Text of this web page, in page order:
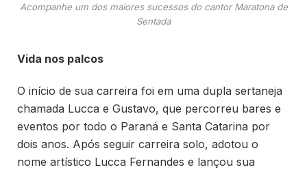
Acompanhe um dos maiores sucessos do cantor Maratona de
Sentada
Vida nos palcos
O início de sua carreira foi em uma dupla sertaneja
chamada Lucca e Gustavo, que percorreu bares e
eventos por todo o Paraná e Santa Catarina por
dois anos. Após seguir carreira solo, adotou o
nome artístico Lucca Fernandes e lançou sua